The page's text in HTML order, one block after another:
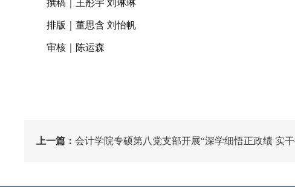
撰稿｜王彤宇 刘琳琳
排版｜董思含 刘怡帆
审核｜陈运森
上一篇：会计学院专硕第八党支部开展“深学细悟正政绩 实干担